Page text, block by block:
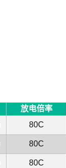
放电倍率
80C
80C
80C